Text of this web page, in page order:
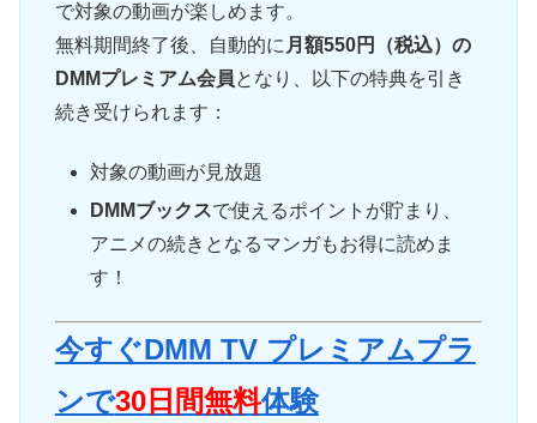
で対象の動画が楽しめます。
無料期間終了後、自動的に 月額550円（税込）の
DMMプレミアム会員となり、以下の特典を引き
続き受けられます：
対象の動画が見放題
DMMブックスで使えるポイントが貯まり、
アニメの続きとなるマンガもお得に読めま
す！
今すぐDMM TV プレミアムプラ
ンで30日間無料体験